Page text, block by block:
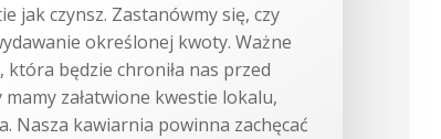
jak czynsz. Zastanówmy się, czy
określonej kwoty. Ważne
będzie chroniła nas przed
mamy załatwione kwestie lokalu,
Nasza kawiarnia powinna zachęcać